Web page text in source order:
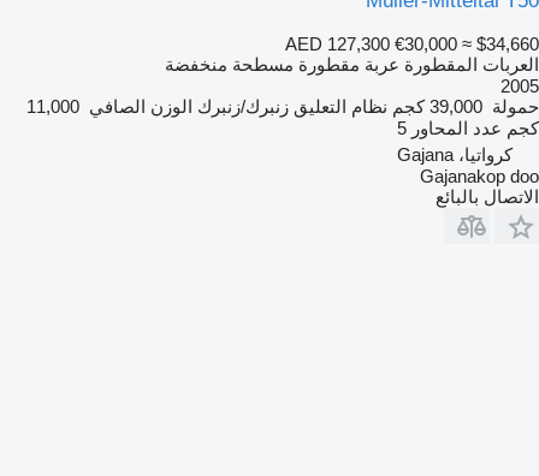
AED 127,300 €30,000 ≈ $34,660
العربات المقطورة عربة مقطورة مسطحة منخفضة
2005
حمولة 39,000 كجم نظام التعليق زنبرك/زنبرك الوزن الصافي 11,000
كجم عدد المحاور 5
كرواتيا، Gajana
Gajanakop doo
الاتصال بالبائع